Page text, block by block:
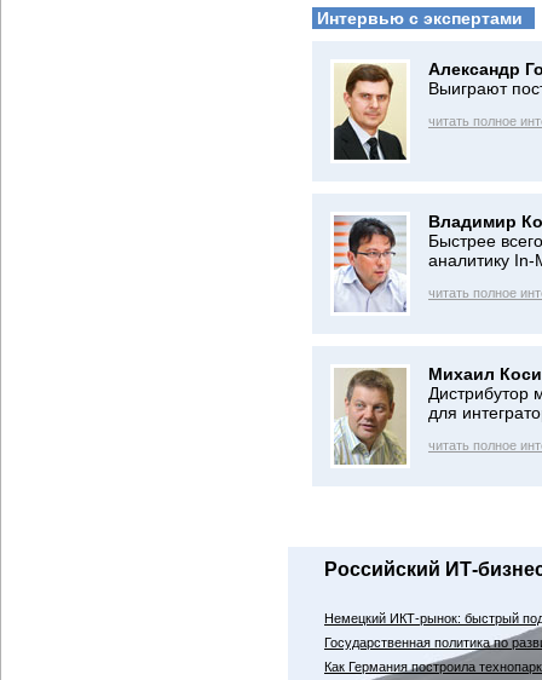
Интервью с экспертами
Александр
Выиграют
читать полное
Владимир
Быстрее
аналитику In-
читать полное
Михаил
Дистрибутор
для
читать полное
Российский ИТ-
Немецкий ИКТ-рынок: быстрый
Государственная политика по
Как Германия построила